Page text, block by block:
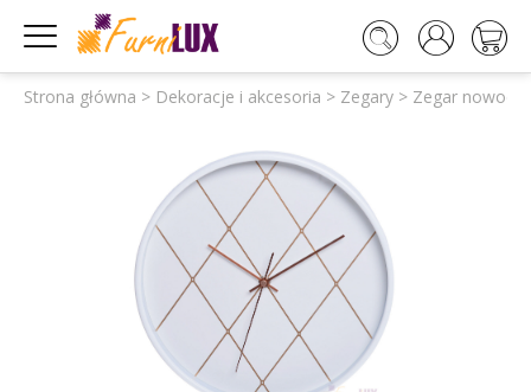
Strona główna > Dekoracje i akcesoria > Zegary > Zegar
   